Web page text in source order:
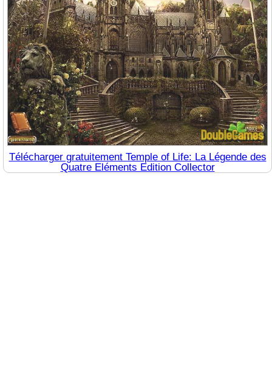
Télécharger gratuitement Temple of Life: La Légende des
Quatre Eléments Edition Collector